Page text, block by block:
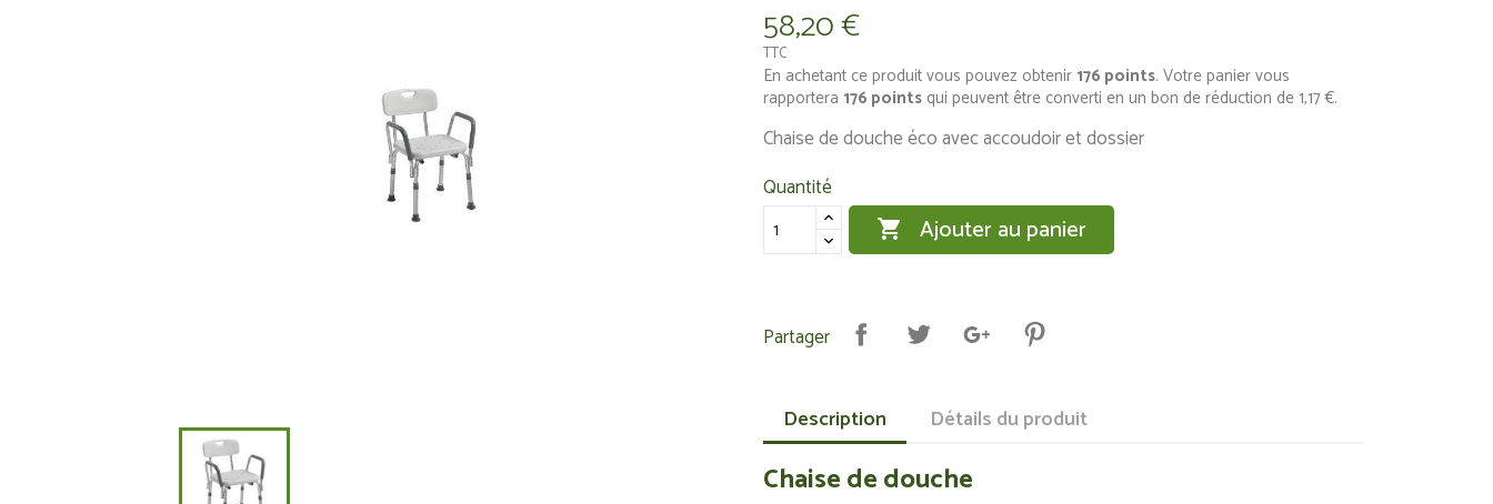
58,20 €
TTC
En achetant ce produit vous pouvez obtenir176 points. Votre panier vous
rapportera 176 points qui peuvent être converti en un bon de réduction de1,17 €.
Chaise de douche éco avec accoudoir et dossier
Quantité
 Ajouter au panier
Partager
Description Détails du produit
Chaise de douche